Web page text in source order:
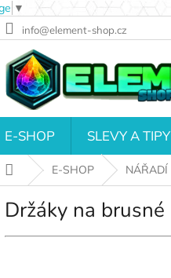
▼
info@element-shop.cz
E-SHOP SLEVY A TIPY
Domů E-SHOP NÁŘADÍ
Držáky na